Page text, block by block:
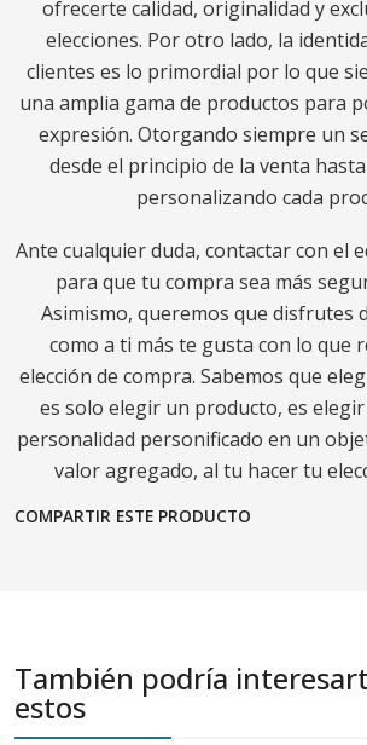
ofrecerte calidad, originalidad y
elecciones. Por otro lado, la
clientes es lo primordial por lo que
una amplia gama de productos para
expresión. Otorgando siempre un
desde el principio de la venta
personalizando cada
Ante cualquier duda, contactar con el
para que tu compra sea más
Asimismo, queremos que disfrutes
como a ti más te gusta con lo que
elección de compra. Sabemos que
es solo elegir un producto, es
personalidad personificado en un
valor agregado, al tu hacer tu
COMPARTIR ESTE PRODUCTO
También podría
estos